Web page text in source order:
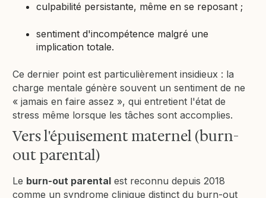
culpabilité persistante, même en se reposant ;
sentiment d'incompétence malgré une
implication totale.
Ce dernier point est particulièrement insidieux : la
charge mentale génère souvent un sentiment de ne
« jamais en faire assez », qui entretient l'état de
stress même lorsque les tâches sont accomplies.
Vers l'épuisement maternel (burn-
out parental)
Le burn-out parental est reconnu depuis 2018
comme un syndrome clinique distinct du burn-out